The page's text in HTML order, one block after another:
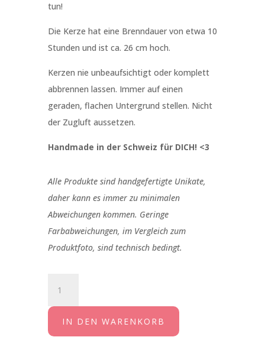
tun!
Die Kerze hat eine Brenndauer von etwa 10
Stunden und ist ca. 26 cm hoch.
Kerzen nie unbeaufsichtigt oder komplett
abbrennen lassen. Immer auf einen
geraden, flachen Untergrund stellen. Nicht
der Zugluft aussetzen.
Handmade in der Schweiz für DICH! <3
Alle Produkte sind handgefertigte Unikate,
daher kann es immer zu minimalen
Abweichungen kommen. Geringe
Farbabweichungen, im Vergleich zum
Produktfoto, sind technisch bedingt.
dass
es
IN DEN WARENKORB